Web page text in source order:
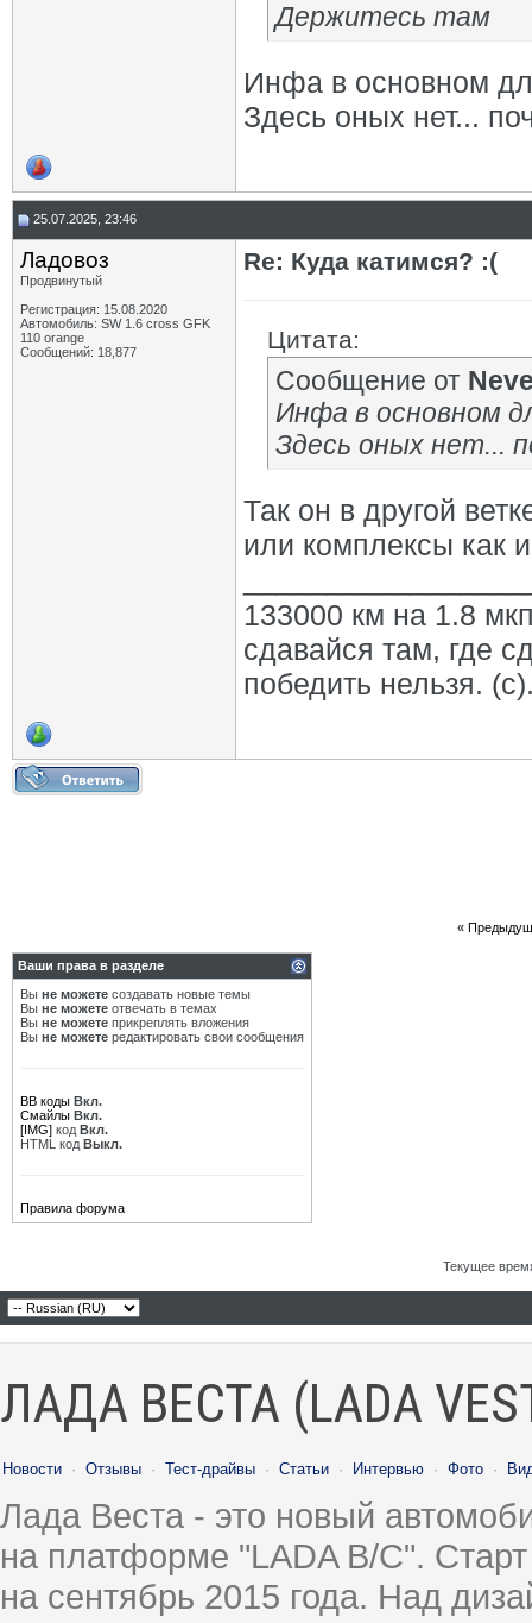
Держитесь там
Инфа в основном
Здесь оных нет...
25.07.2025, 23:46
Ладовоз
Продвинутый
Регистрация: 15.08.2020
Автомобиль: SW 1.6 cross GFK
110 orange
Сообщений: 18,877
Re: Куда катимся? :(
Цитата:
Сообщение от
Инфа в основном
Здесь оных нет...
Так он в другой
или комплексы как
133000 км на 1.8
сдавайся там, где
победить нельзя.
«
Ваши права в разделе
Вы не можете создавать новые темы
Вы не можете отвечать в темах
Вы не можете прикреплять вложения
Вы не можете редактировать свои сообщения
BB коды Вкл.
Смайлы Вкл.
[IMG] код Вкл.
HTML код Выкл.
Правила форума
Текущее
ЛАДА ВЕСТА (LADA
Новости · Отзывы · Тест-драйвы · Статьи · Интервью · Фото ·
Лада Веста - это новый
на платформе "LADA B/C".
на сентябрь 2015 года. Над